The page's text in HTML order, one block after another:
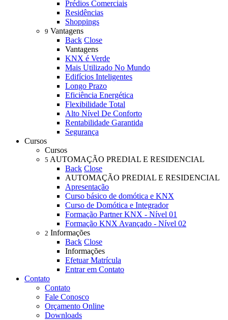
Prédios Comerciais
Residências
Shoppings
9 Vantagens
Back Close
Vantagens
KNX é Verde
Mais Utilizado No Mundo
Edifícios Inteligentes
Longo Prazo
Eficiência Energética
Flexibilidade Total
Alto Nível De Conforto
Rentabilidade Garantida
Segurança
Cursos
Cursos
5 AUTOMAÇÃO PREDIAL E RESIDENCIAL
Back Close
AUTOMAÇÃO PREDIAL E RESIDENCIAL
Apresentação
Curso básico de domótica e KNX
Curso de Domótica e Integrador
Formação Partner KNX - Nível 01
Formação KNX Avançado - Nível 02
2 Informações
Back Close
Informações
Efetuar Matrícula
Entrar em Contato
Contato
Contato
Fale Conosco
Orçamento Online
Downloads